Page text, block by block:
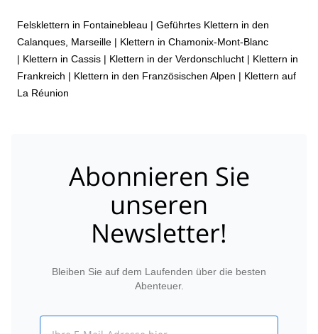
Felsklettern in Fontainebleau | Geführtes Klettern in den
Calanques, Marseille | Klettern in Chamonix-Mont-Blanc
| Klettern in Cassis | Klettern in der Verdonschlucht | Klettern in
Frankreich | Klettern in den Französischen Alpen | Klettern auf
La Réunion
Abonnieren Sie
unseren
Newsletter!
Bleiben Sie auf dem Laufenden über die besten
Abenteuer.